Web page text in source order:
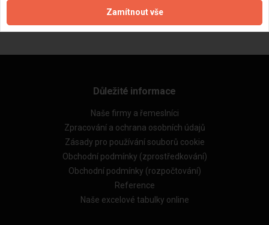
Důležité informace
Naše firmy a řemeslníci
Zpracování a ochrana osobních údajů
Zásady pro používání souborů cookie
Obchodní podmínky (zprostředkování)
Obchodní podmínky (rozpočtování)
Reference
Naše excelové tabulky online
Zamítnout vše